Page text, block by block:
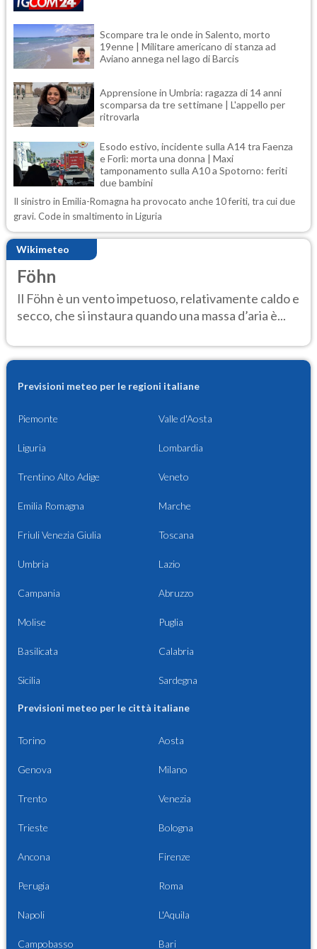
Scompare tra le onde in Salento, morto
19enne | Militare americano di stanza ad
Aviano annega nel lago di Barcis
Apprensione in Umbria: ragazza di 14 anni
scomparsa da tre settimane | L'appello per
ritrovarla
Esodo estivo, incidente sulla A14 tra Faenza
e Forlì: morta una donna | Maxi
tamponamento sulla A10 a Spotorno: feriti
due bambini
Il sinistro in Emilia-Romagna ha provocato anche 10 feriti, tra cui due
gravi. Code in smaltimento in Liguria
Wikimeteo
Föhn
Il Föhn è un vento impetuoso, relativamente caldo e
secco, che si instaura quando una massa d’aria è...
Previsioni meteo per le regioni italiane
Piemonte Valle d'Aosta
Liguria Lombardia
Trentino Alto Adige Veneto
Emilia Romagna Marche
Friuli Venezia Giulia Toscana
Umbria Lazio
Campania Abruzzo
Molise Puglia
Basilicata Calabria
Sicilia Sardegna
Previsioni meteo per le città italiane
Torino Aosta
Genova Milano
Trento Venezia
Trieste Bologna
Ancona Firenze
Perugia Roma
Napoli L'Aquila
Campobasso Bari